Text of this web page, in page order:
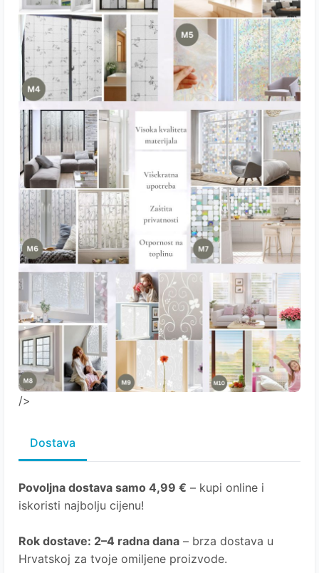
/>
Dostava
Povoljna dostava samo 4,99 € – kupi online i
iskoristi najbolju cijenu!
Rok dostave: 2–4 radna dana – brza dostava u
Hrvatskoj za tvoje omiljene proizvode.